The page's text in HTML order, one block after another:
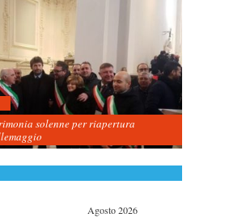
solenne per riapertura
Agosto 2026